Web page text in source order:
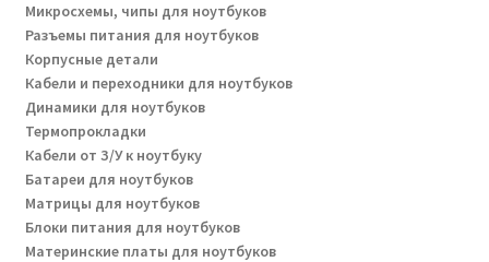
Микросхемы, чипы для ноутбуков
Разъемы питания для ноутбуков
Корпусные детали
Кабели и переходники для ноутбуков
Динамики для ноутбуков
Термопрокладки
Кабели от З/У к ноутбуку
Батареи для ноутбуков
Матрицы для ноутбуков
Блоки питания для ноутбуков
Материнские платы для ноутбуков